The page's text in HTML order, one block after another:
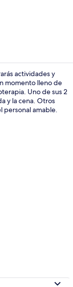
Ropa
actividades y
momento lleno de
Uno de sus 2
y la cena. Otros
personal amable.